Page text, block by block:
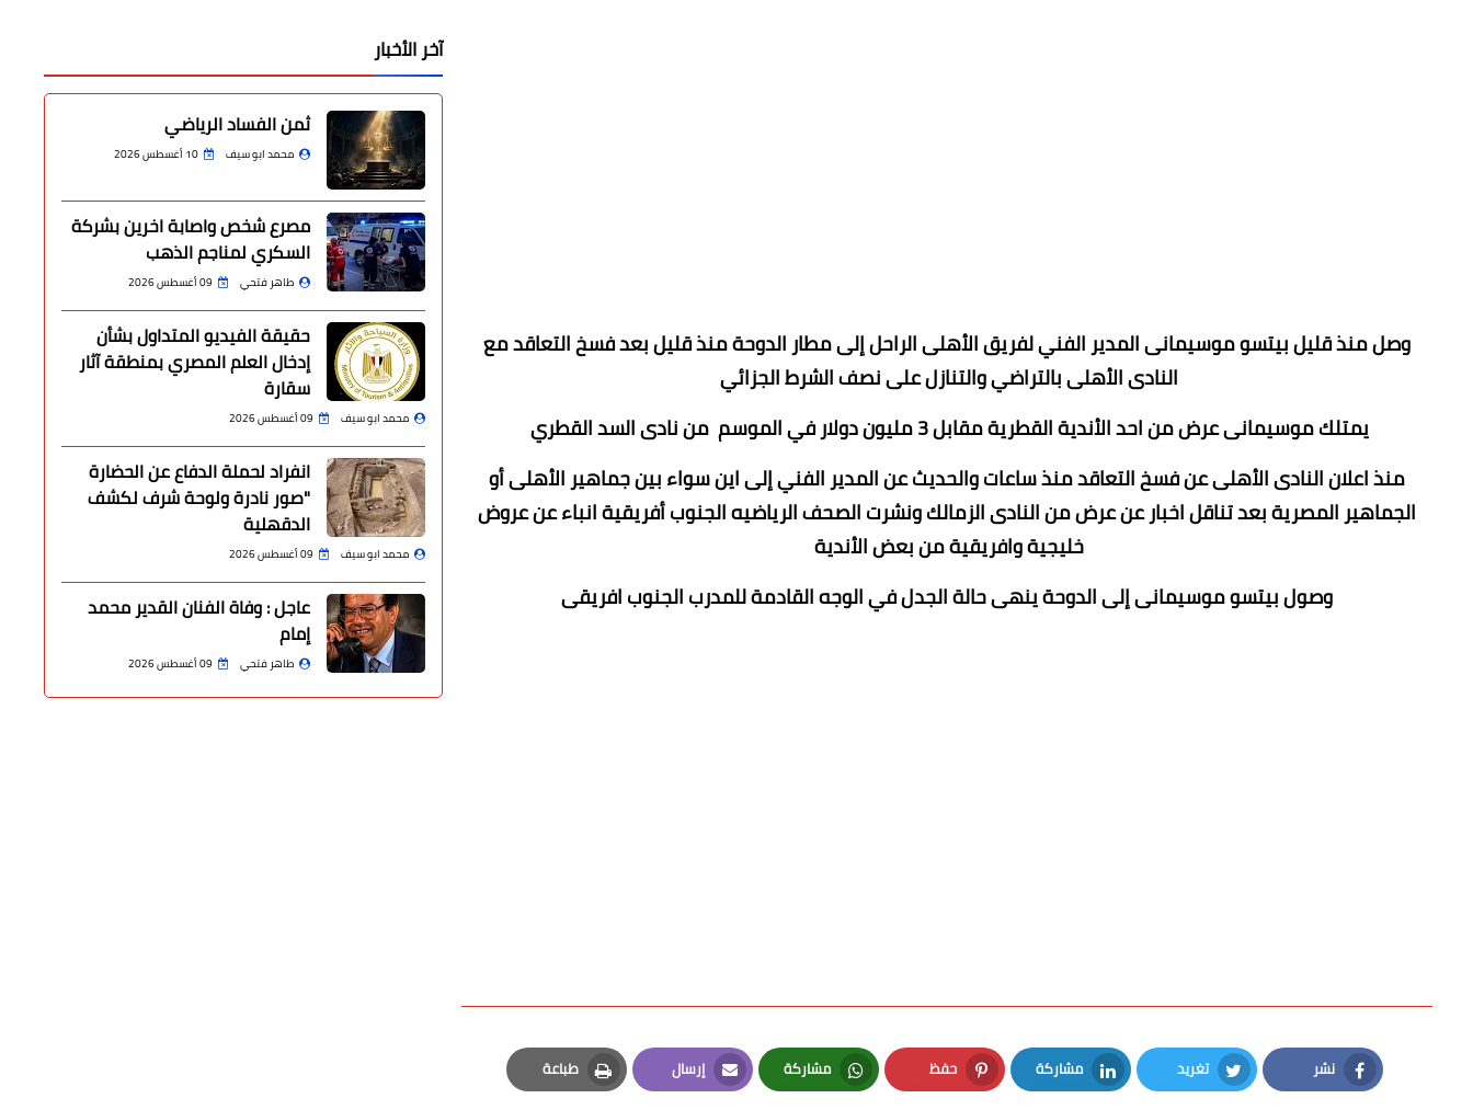
وصل منذ قليل بيتسو موسيمانى المدير الفني لفريق الأهلى الراحل إلى مطار الدوحة منذ قليل بعد فسخ التعاقد مع
النادى الأهلى بالتراضي والتنازل على نصف الشرط الجزائي
يمتلك موسيمانى عرض من احد الأندية القطرية مقابل 3 مليون دولار في الموسم من نادى السد القطري
منذ اعلان النادى الأهلى عن فسخ التعاقد منذ ساعات والحديث عن المدير الفني إلى اين سواء بين جماهير الأهلى أو
الجماهير المصرية بعد تناقل اخبار عن عرض من النادى الزمالك ونشرت الصحف الرياضيه الجنوب أفريقية انباء عن عروض
خليجية وافريقية من بعض الأندية
وصول بيتسو موسيمانى إلى الدوحة ينهى حالة الجدل في الوجه القادمة للمدرب الجنوب افريقى
نشر
Facebook
تغريد
Twitter
مشاركة
LinkedIn
حفظ
Pinterest
مشاركة
Whatsapp
إرسال
Email
طباعة
Print
آخر الأخبار
ثمن الفساد الرياضي
محمد ابو سيف 10 أغسطس 2026
مصرع شخص واصابة اخرين بشركة
السكري لمناجم الذهب
طاهر فتحي 09 أغسطس 2026
حقيقة الفيديو المتداول بشأن
إدخال العلم المصري بمنطقة آثار
سقارة
محمد ابو سيف 09 أغسطس 2026
انفراد لحملة الدفاع عن الحضارة
"صور نادرة ولوحة شرف لكشف
الدقهلية
محمد ابو سيف 09 أغسطس 2026
عاجل : وفاة الفنان القدير محمد
إمام
طاهر فتحي 09 أغسطس 2026